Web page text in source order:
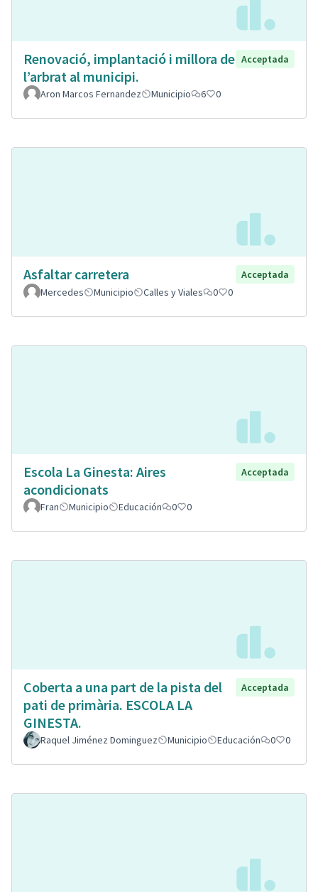
Renovació, implantació i millora de
l’arbrat al municipi.
Acceptada
Aron Marcos Fernandez Municipio 6 0
Asfaltar carretera
Acceptada
Mercedes
Municipio Calles y Viales 0 0
Escola La Ginesta: Aires
acondicionats
Acceptada
Fran Municipio Educación 0 0
Coberta a una part de la pista del
pati de primària. ESCOLA LA
GINESTA.
Acceptada
Raquel Jiménez Dominguez Municipio Educación 0 0